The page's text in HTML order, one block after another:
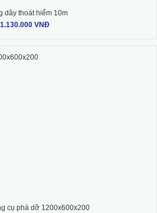
dây thoát hiểm 10m
1.130.000 VNĐ
cụ phá dỡ 1200x600x200